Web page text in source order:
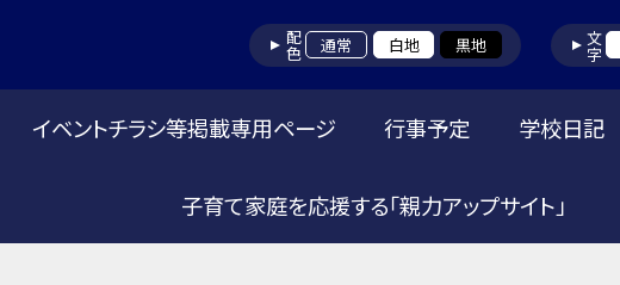
配色 通常 白地 黒地 文字
イベントチラシ等掲載専用ページ 行事予定 学校日記
子育て家庭を応援する「親力アップサイト」